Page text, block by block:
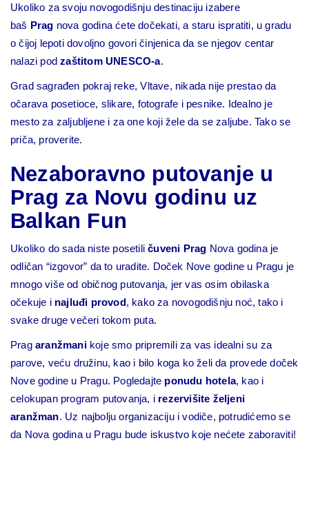
Ukoliko za svoju novogodišnju destinaciju izabere
baš Prag nova godina ćete dočekati, a staru ispratiti, u gradu
o čijoj lepoti dovoljno govori činjenica da se njegov centar
nalazi podzaštitom UNESCO-a.
Grad sagrađen pokraj reke, Vltave, nikada nije prestao da
očarava posetioce, slikare, fotografe i pesnike. Idealno je
mesto za zaljubljene i za one koji žele da se zaljube. Tako se
priča, proverite.
Nezaboravno putovanje u
Prag za Novu godinu uz
Balkan Fun
Ukoliko do sada niste posetiličuveni Prag Nova godina je
odličan “izgovor” da to uradite. Doček Nove godine u Pragu je
mnogo više od običnog putovanja, jer vas osim obilaska
očekuje inajluđi provod, kako za novogodišnju noć, tako i
svake druge večeri tokom puta.
Prag aranžmanikoje smo pripremili za vas idealni su za
parove, veću družinu, kao i bilo koga ko želi da provede doček
Nove godine u Pragu. Pogledajte ponudu hotela, kao i
celokupan program putovanja, i rezervišite željeni
aranžman. Uz najbolju organizaciju i vodiče, potrudićemo se
da Nova godina u Pragu bude iskustvo koje nećete zaboraviti!